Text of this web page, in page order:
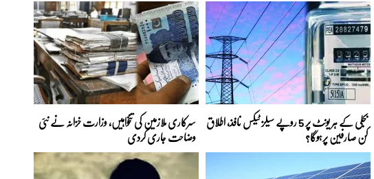
بجلی کے ہر یونٹ پر 5 روپے سیلز ٹیکس نافذ، اطلاق
کن صارفین پرہوگا؟
سرکاری ملازمین کی تنخواہیں، وزارت خزانہ نے نئی
وضاحت جاری کردی